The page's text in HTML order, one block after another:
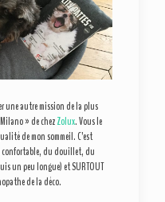
une autre mission de la plus
» de chezZolux. Vous le
de mon sommeil. C’est
confortable, du douillet, du
un peu longue) et SURTOUT
de la déco.